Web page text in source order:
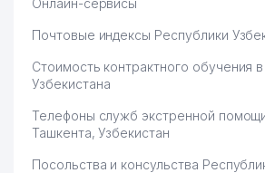
Онлайн-сервисы
Почтовые индексы Республики
Стоимость контрактного обучения в
Узбекистана
Телефоны служб экстренной
Ташкента, Узбекистан
Посольства и консульства